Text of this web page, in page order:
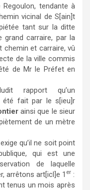
tendante à
vicinal de S[ain]t
tant sur la ditte
grand carraire, par la
chemin et carraire, vû
de la ville commis
de Mr le Préfet en
rapport qu’un
été fait par le s[ieu]r
ainsi que le sieur
de un mètre
qu’il ne soit point
qui est une
de laquelle
arrêtons art[icl]e 1 er :
tenus un mois après